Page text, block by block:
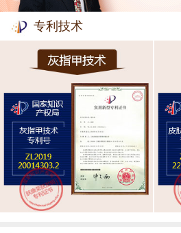
专利技术